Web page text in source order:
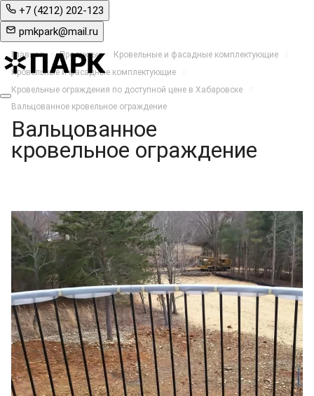
+7 (4212) 202-123
pmkpark@mail.ru
Главная Продукты
Кровельные и фасадные комплектующие
Кровельные и фасадные комплектующие
Кровельные ограждения по доступной цене в Хабаровске
Вальцованное кровельное ограждение
Вальцованное
кровельное ограждение